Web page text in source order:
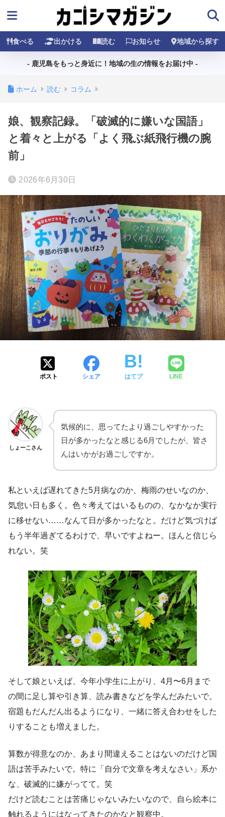
食べる 出かける 読む お知らせ 地域から探す
- 鹿児島をもっと身近に！地域の生の情報をお届け中 -
ホーム 読む コラム
娘、観察記録。「破滅的に嫌いな国語」
と着々と上がる「よく飛ぶ紙飛行機の腕
前」
2026年6月30日
ポスト シェア はてブ LINE
しょーこさん
気候的に、思ってたより過ごしやすかった
日が多かったなと感じる6月でしたが、皆さ
んはいかがお過ごしですか。
私といえば遅れてきた5月病なのか、梅雨のせいなのか、
気怠い日も多く。色々考えてはいるものの、なかなか実行
に移せない……なんて日が多かったなと。だけど気づけば
もう半年過ぎてるわけで、早いですよねー。ほんと信じら
れない。笑
そして娘といえば、今年小学生に上がり、4月〜6月まで
の間に足し算や引き算、読み書きなどを学んだみたいで。
宿題もだんだん出るようになり、一緒に答え合わせをした
りすることも増えました。
算数が得意なのか、あまり間違えることはないのだけど国
語は苦手みたいで。特に「自分で文章を考えなさい」系か
な、破滅的に嫌がってて。笑
だけど読むことは苦痛じゃないみたいなので、自ら絵本に
触れるようにはなってきたのかなと観察中。